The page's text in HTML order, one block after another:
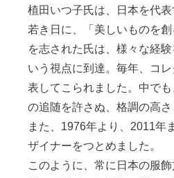
植田いつ子氏は、日本を代
若き日に、「美しいものを
を志された氏は、様々な経
いう視点に到達。毎年、コ
表してこられました。中で
の追随を許さぬ、格調の高さ
また、1976年より、2011年
ザイナーをつとめました。
このように、常に日本の服